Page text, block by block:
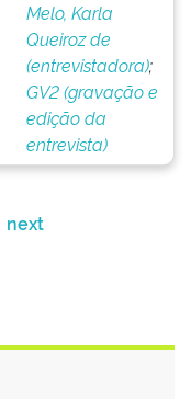
Melo, Karla
Queiroz de
(entrevistadora);
GV2 (gravação e
edição da
entrevista)
next